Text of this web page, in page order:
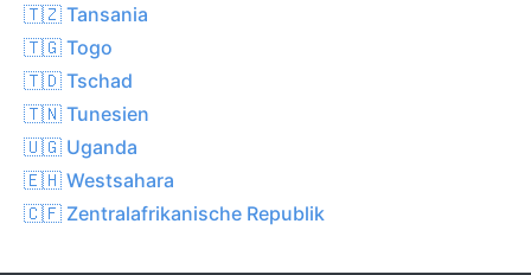
🇹🇿 Tansania
🇹🇬 Togo
🇹🇩 Tschad
🇹🇳 Tunesien
🇺🇬 Uganda
🇪🇭 Westsahara
🇨🇫 Zentralafrikanische Republik